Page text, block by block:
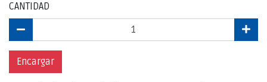
CANTIDAD
Encargar